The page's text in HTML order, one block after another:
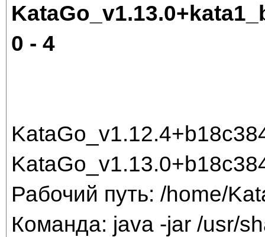
0 - 4
Рабочий путь: /home/
Команда: java -jar /usr/